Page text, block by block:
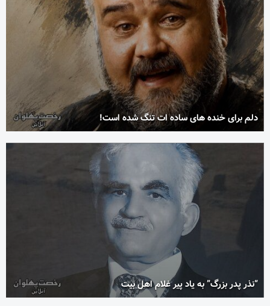
دلم برای خنده های ساده ات تنگ شده است!
“نذر پدر بزرگ” به یاد پیر غلام اهل بیت